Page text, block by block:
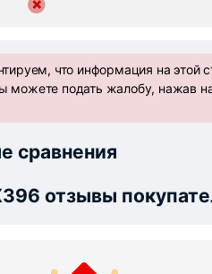
что информация на этой
можете подать жалобу, нажав
сравнения
отзывы